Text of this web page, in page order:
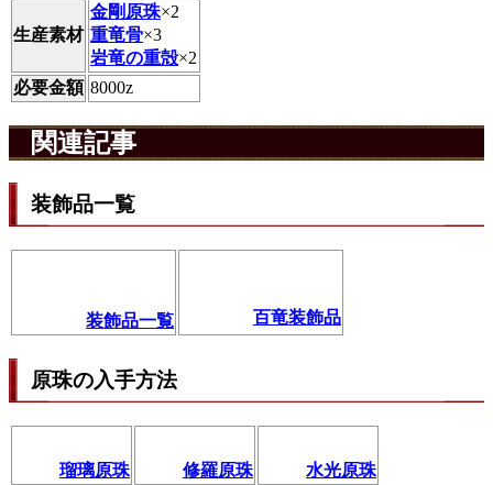
生産素材
金剛原珠×2
重竜骨×3
岩竜の重殻×2
必要金額 8000z
関連記事
装飾品一覧
装飾品一覧 百竜装飾品
原珠の入手方法
瑠璃原珠 修羅原珠 水光原珠